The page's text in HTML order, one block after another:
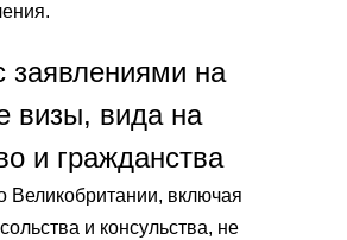
на
визы, вида на
и гражданства
Великобритании, включая
и консульства, не